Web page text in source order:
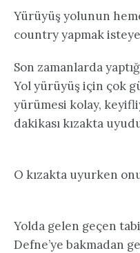
Yürüyüş yolunun
country yapmak
Son zamanlarda
Yol yürüyüş için çok
yürümesi kolay,
dakikası kızakta
O kızakta uyurken
Yolda gelen geçen
Defne’ye bakmadan